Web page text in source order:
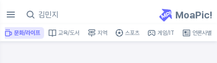
MoaPic!
문화/라이프 교육/도서 지역 스포츠 게임/IT 언론사별